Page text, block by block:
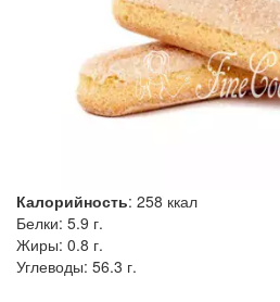
Калорийность: 258 ккал
Белки: 5.9 г.
Жиры: 0.8 г.
Углеводы: 56.3 г.